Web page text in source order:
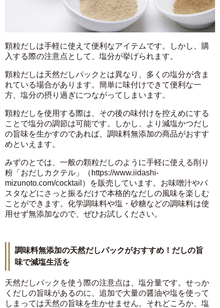
顆粒だしは手軽に使えて便利なアイテムです。しかし、購
入する際の注意点として、塩分が挙げられます。
顆粒だしは天然だしパックとは異なり、多くの塩分が含ま
れている場合があります。簡単に味付けできて便利な一
方、塩分の摂り過ぎにつながってしまいます。
顆粒だしを使用する際は、その後の味付けを控えめにする
ことで塩分の調節は可能です。しかし、より減塩かつだし
の旨味を生かすのであれば、調味料無添加の商品がおすす
めといえます。
みずのとでは、一般の顆粒だしのように手軽に使える削り
粉「おだしカクテル」（https://www.iidashi-
mizunoto.com/cocktail）を販売しています。お味噌汁やパ
スタなどにさっと振るだけで本格的なだしの風味を楽しむ
ことができます。化学調味料や塩・砂糖などの調味料は使
用せず無添加なので、ぜひお試しください。
調味料無添加の天然だしパックがおすすめ！だしの旨
味で減塩生活を
天然だしパックを使う際の注意点は、塩分量です。せっか
くだしの旨味があるのに、追加で大量の醤油や塩を使って
しまっては天然の旨味を生かせません。それどころか、塩